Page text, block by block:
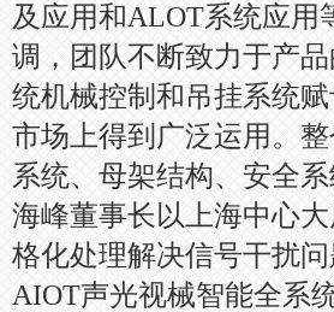
及应用和ALOT系统应用
调，团队不断致力于产
统机械控制和吊挂系统
市场上得到广泛运用。
系统、母架结构、安全
海峰董事长以上海中心
格化处理解决信号干扰
AIOT声光视械智能全系